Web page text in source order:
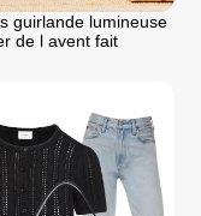
guirlande lumineuse
de l avent fait